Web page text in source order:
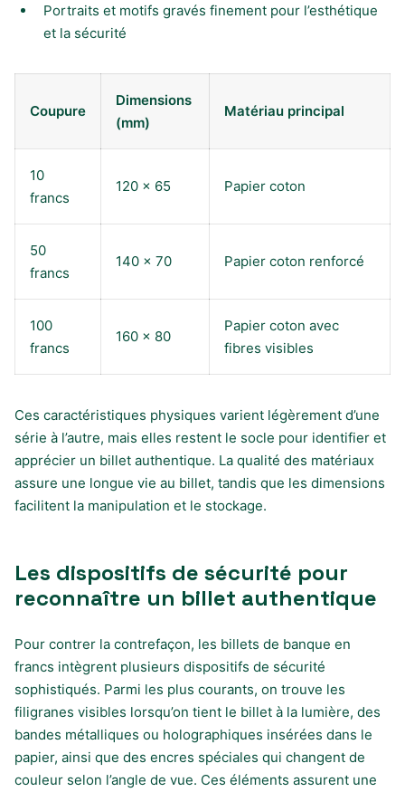
Portraits et motifs gravés finement pour l’esthétique
et la sécurité
Coupure
Dimensions
(mm)
Matériau principal
10
francs
120 x 65 Papier coton
50
francs
140 x 70 Papier coton renforcé
100
francs
160 x 80
Papier coton avec
fibres visibles
Ces caractéristiques physiques varient légèrement d’une
série à l’autre, mais elles restent le socle pour identifier et
apprécier un billet authentique. La qualité des matériaux
assure une longue vie au billet, tandis que les dimensions
facilitent la manipulation et le stockage.
Les dispositifs de sécurité pour
reconnaître un billet authentique
Pour contrer la contrefaçon, les billets de banque en
francs intègrent plusieurs dispositifs de sécurité
sophistiqués. Parmi les plus courants, on trouve les
filigranes visibles lorsqu’on tient le billet à la lumière, des
bandes métalliques ou holographiques insérées dans le
papier, ainsi que des encres spéciales qui changent de
couleur selon l’angle de vue. Ces éléments assurent une